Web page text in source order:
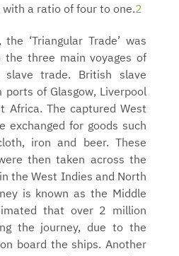
with a ratio of four to one.2
‘Triangular Trade’ was
the three main voyages of
slave trade. British slave
of Glasgow, Liverpool
Africa. The captured West
exchanged for goods such
iron and beer. These
then taken across the
the West Indies and North
is known as the Middle
that over 2 million
the journey, due to the
board the ships. Another